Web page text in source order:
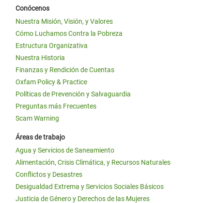
Conócenos
Nuestra Misión, Visión, y Valores
Cómo Luchamos Contra la Pobreza
Estructura Organizativa
Nuestra Historia
Finanzas y Rendición de Cuentas
Oxfam Policy & Practice
Políticas de Prevención y Salvaguardia
Preguntas más Frecuentes
Scam Warning
Áreas de trabajo
Agua y Servicios de Saneamiento
Alimentación, Crisis Climática, y Recursos Naturales
Conflictos y Desastres
Desigualdad Extrema y Servicios Sociales Básicos
Justicia de Género y Derechos de las Mujeres